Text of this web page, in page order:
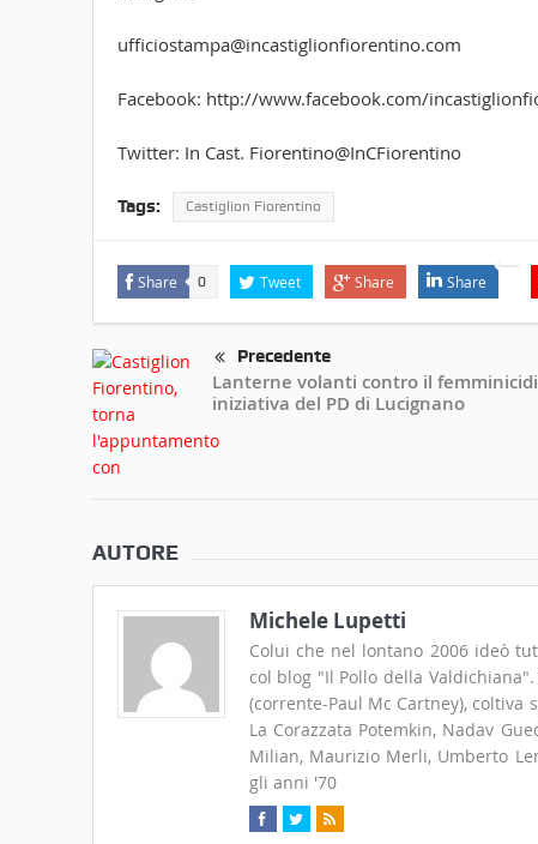
ufficiostampa@incastiglionfiorentino.com
Facebook: http://www.facebook.com/
Twitter: In Cast. Fiorentino@InCFiorentino
Tags: Castiglion Fiorentino
Share 0 Tweet Share Share
Precedente
Lanterne volanti contro il
iniziativa del PD di Lucignano
AUTORE
Michele Lupetti
Colui che nel lontano 2006 ideò
col blog "Il Pollo della
(corrente-Paul Mc Cartney), coltiva
La Corazzata Potemkin, Nadav
Milian, Maurizio Merli, Umberto
gli anni '70